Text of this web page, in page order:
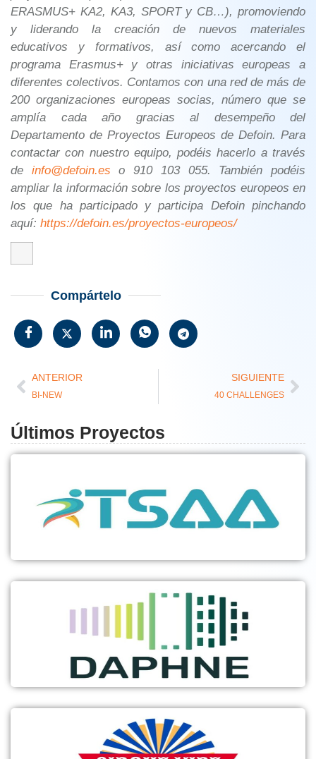
ERASMUS+ KA2, KA3, SPORT y CB…), promoviendo
y liderando la creación de nuevos materiales
educativos y formativos, así como acercando el
programa Erasmus+ y otras iniciativas europeas a
diferentes colectivos. Contamos con una red de más de
200 organizaciones europeas socias, número que se
amplía cada año gracias al desempeño del
Departamento de Proyectos Europeos de Defoin. Para
contactar con nuestro equipo, podéis hacerlo a través
de info@defoin.es o 910 103 055. También podéis
ampliar la información sobre los proyectos europeos en
los que ha participado y participa Defoin pinchando
aquí: https://defoin.es/proyectos-europeos/
Compártelo
ANTERIOR
BI-NEW
SIGUIENTE
40 CHALLENGES
Últimos Proyectos